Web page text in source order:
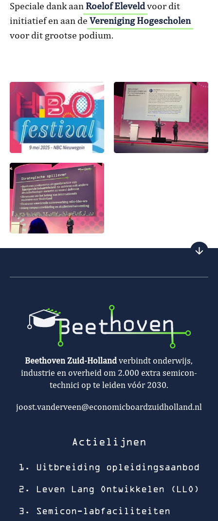
Speciale dank aan Roelof Eleveldvoor dit
initiatief en aan de Vereniging Hogescholen
voor dit grootse podium.
Beethoven Zuid-Hollandverbindt onderwijs,
industrie en overheid om 2.000 extra semicon-
technici op te leiden vóór 2030.
joost.vanderveen@economicboardzuidholland.nl
Actielijnen
1. Uitbreiding opleidingsaanbod
2. Leven Lang Ontwikkelen (LLO)
3. Semicon-labfaciliteiten